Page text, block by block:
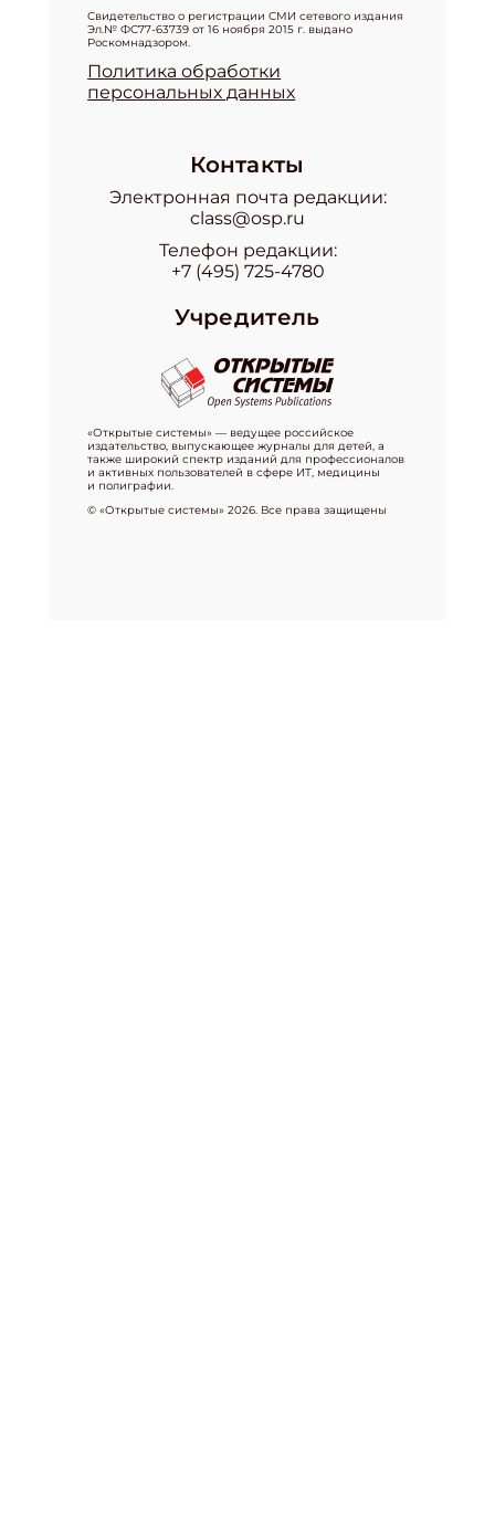
Свидетельство о регистрации СМИ сетевого издания
Эл.№ ФС77-63739 от 16 ноября 2015 г. выдано
Роскомнадзором.
Политика обработки
персональных данных
Контакты
Электронная почта редакции:
class@osp.ru
Телефон редакции:
+7 (495) 725-4780
Учредитель
«Открытые системы» — ведущее российское
издательство, выпускающее журналы для детей, а
также широкий спектр изданий для профессионалов
и активных пользователей в сфере ИТ, медицины
и полиграфии.
© «Открытые системы» 2026. Все права защищены